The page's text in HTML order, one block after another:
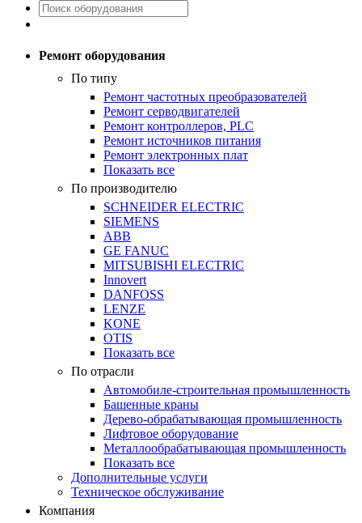
Ремонт оборудования
По типу
Ремонт частотных преобразователей
Ремонт серводвигателей
Ремонт контроллеров, PLC
Ремонт источников питания
Ремонт электронных плат
Показать все
По производителю
SCHNEIDER ELECTRIC
SIEMENS
ABB
GE FANUC
MITSUBISHI ELECTRIC
Innovert
DANFOSS
LENZE
KONE
OTIS
Показать все
По отрасли
Автомобиле-строительная промышленность
Башенные краны
Дерево-обрабатывающая промышленность
Лифтовое оборудование
Металлообрабатывающая промышленность
Показать все
Дополнительные услуги
Техническое обслуживание
Компания